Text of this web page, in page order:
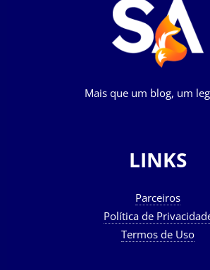
Mais que um blog, um
LINKS
Parceiros
Política de
Termos de Uso